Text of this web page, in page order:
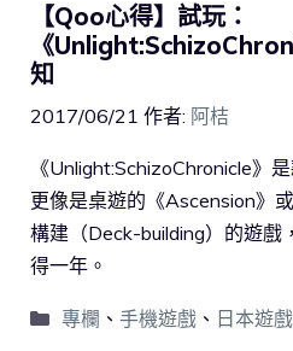
【Qoo心得】試玩：
《
知
2017/06/21 作者: 阿桔
《Unlight:SchizoChronicle》
更像是桌遊的《Ascension》
構建（Deck-building）的遊戲
得一年。
專欄 、 手機遊戲、 日本遊戲